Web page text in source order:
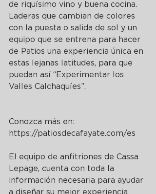
de riquísimo vino y buena cocina.
Laderas que cambian de colores
con la puesta o salida de sol y un
equipo que se entrena para hacer
de Patios una experiencia única en
estas lejanas latitudes, para que
puedan así “Experimentar los
Valles Calchaquíes”.
Conozca más en:
https://patiosdecafayate.com/es
El equipo de anfitriones de Cassa
Lepage, cuenta con toda la
información necesaria para ayudar
a diseñar su mejor experiencia